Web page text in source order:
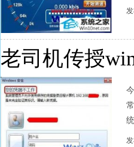
老司机传授